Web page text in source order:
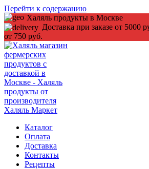
Перейти к содержанию
Халяль продукты в Москве
Доставка при заказе от
от 750 руб.
Каталог
Оплата
Доставка
Контакты
Рецепты